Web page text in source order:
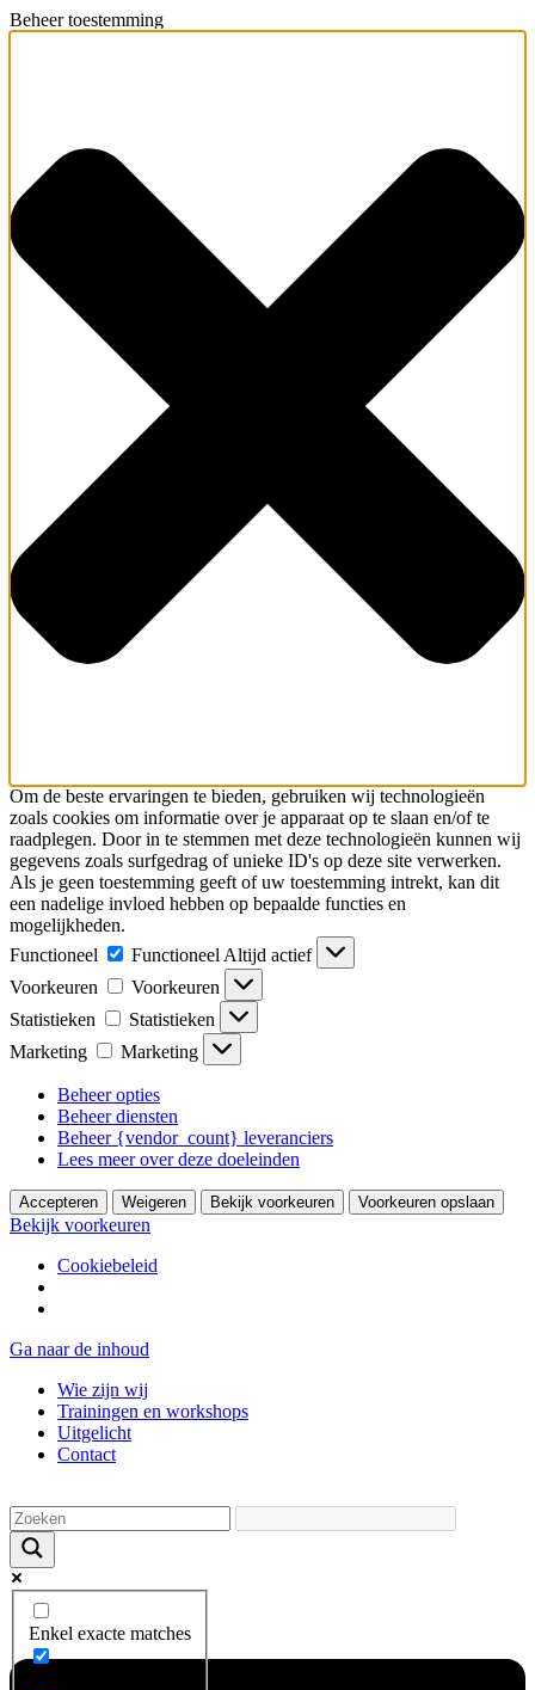
Beheer toestemming
Om de beste ervaringen te bieden, gebruiken wij technologieën
zoals cookies om informatie over je apparaat op te slaan en/of te
raadplegen. Door in te stemmen met deze technologieën kunnen wij
gegevens zoals surfgedrag of unieke ID's op deze site verwerken.
Als je geen toestemming geeft of uw toestemming intrekt, kan dit
een nadelige invloed hebben op bepaalde functies en
mogelijkheden.
Functioneel
Functioneel Altijd actief
Voorkeuren
Voorkeuren
Statistieken
Statistieken
Marketing
Marketing
Beheer opties
Beheer diensten
Beheer {vendor_count} leveranciers
Lees meer over deze doeleinden
Accepteren Weigeren Bekijk voorkeuren Voorkeuren opslaan
Bekijk voorkeuren
Cookiebeleid
Ga naar de inhoud
Wie zijn wij
Trainingen en workshops
Uitgelicht
Contact
Enkel exacte matches